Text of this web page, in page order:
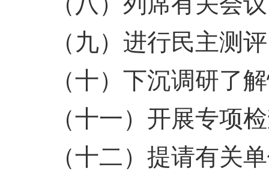
（九）进行民主测评
（十）下沉调研了解
（十一）开展专项检
（十二）提请有关单